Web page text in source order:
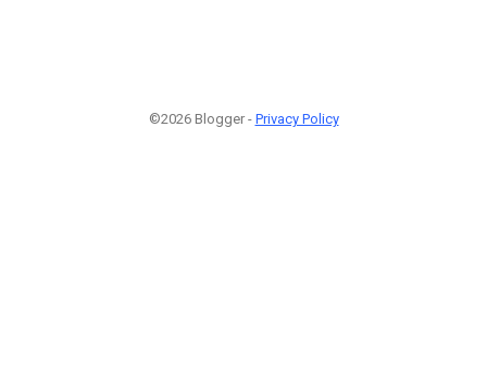
©2026 Blogger - Privacy Policy